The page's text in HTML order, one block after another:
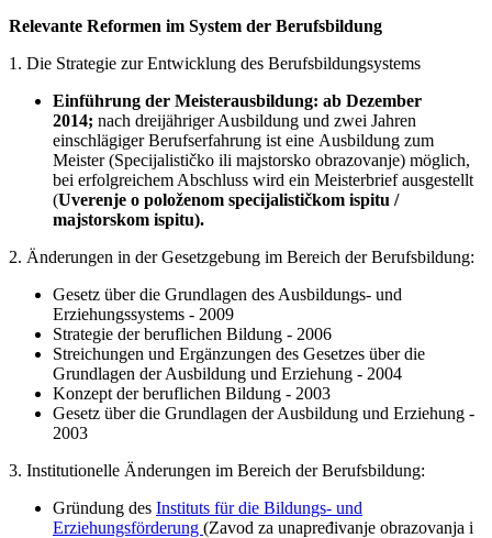
Relevante Reformen im System der Berufsbildung
1. Die Strategie zur Entwicklung des Berufsbildungsystems
Einführung der Meisterausbildung: ab Dezember
2014; nach dreijähriger Ausbildung und zwei Jahren
einschlägiger Berufserfahrung ist eine Ausbildung zum
Meister (Specijalističko ili majstorsko obrazovanje) möglich,
bei erfolgreichem Abschluss wird ein Meisterbrief ausgestellt
(Uverenje o položenom specijalističkom ispitu /
majstorskom ispitu).
2. Änderungen in der Gesetzgebung im Bereich der Berufsbildung:
Gesetz über die Grundlagen des Ausbildungs- und
Erziehungssystems - 2009
Strategie der beruflichen Bildung - 2006
Streichungen und Ergänzungen des Gesetzes über die
Grundlagen der Ausbildung und Erziehung - 2004
Konzept der beruflichen Bildung - 2003
Gesetz über die Grundlagen der Ausbildung und Erziehung -
2003
3. Institutionelle Änderungen im Bereich der Berufsbildung:
Gründung des Instituts für die Bildungs- und
Erziehungsförderung (Zavod za unapređivanje obrazovanja i